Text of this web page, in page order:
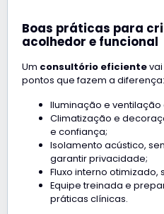
Boas práticas para
acolhedor e funcional
Um consultório eficiente
pontos que fazem a diferença:
Iluminação e
Climatização e
e confiança;
Isolamento acústico,
garantir privacidade;
Fluxo interno otimizado,
Equipe treinada e
práticas clínicas.